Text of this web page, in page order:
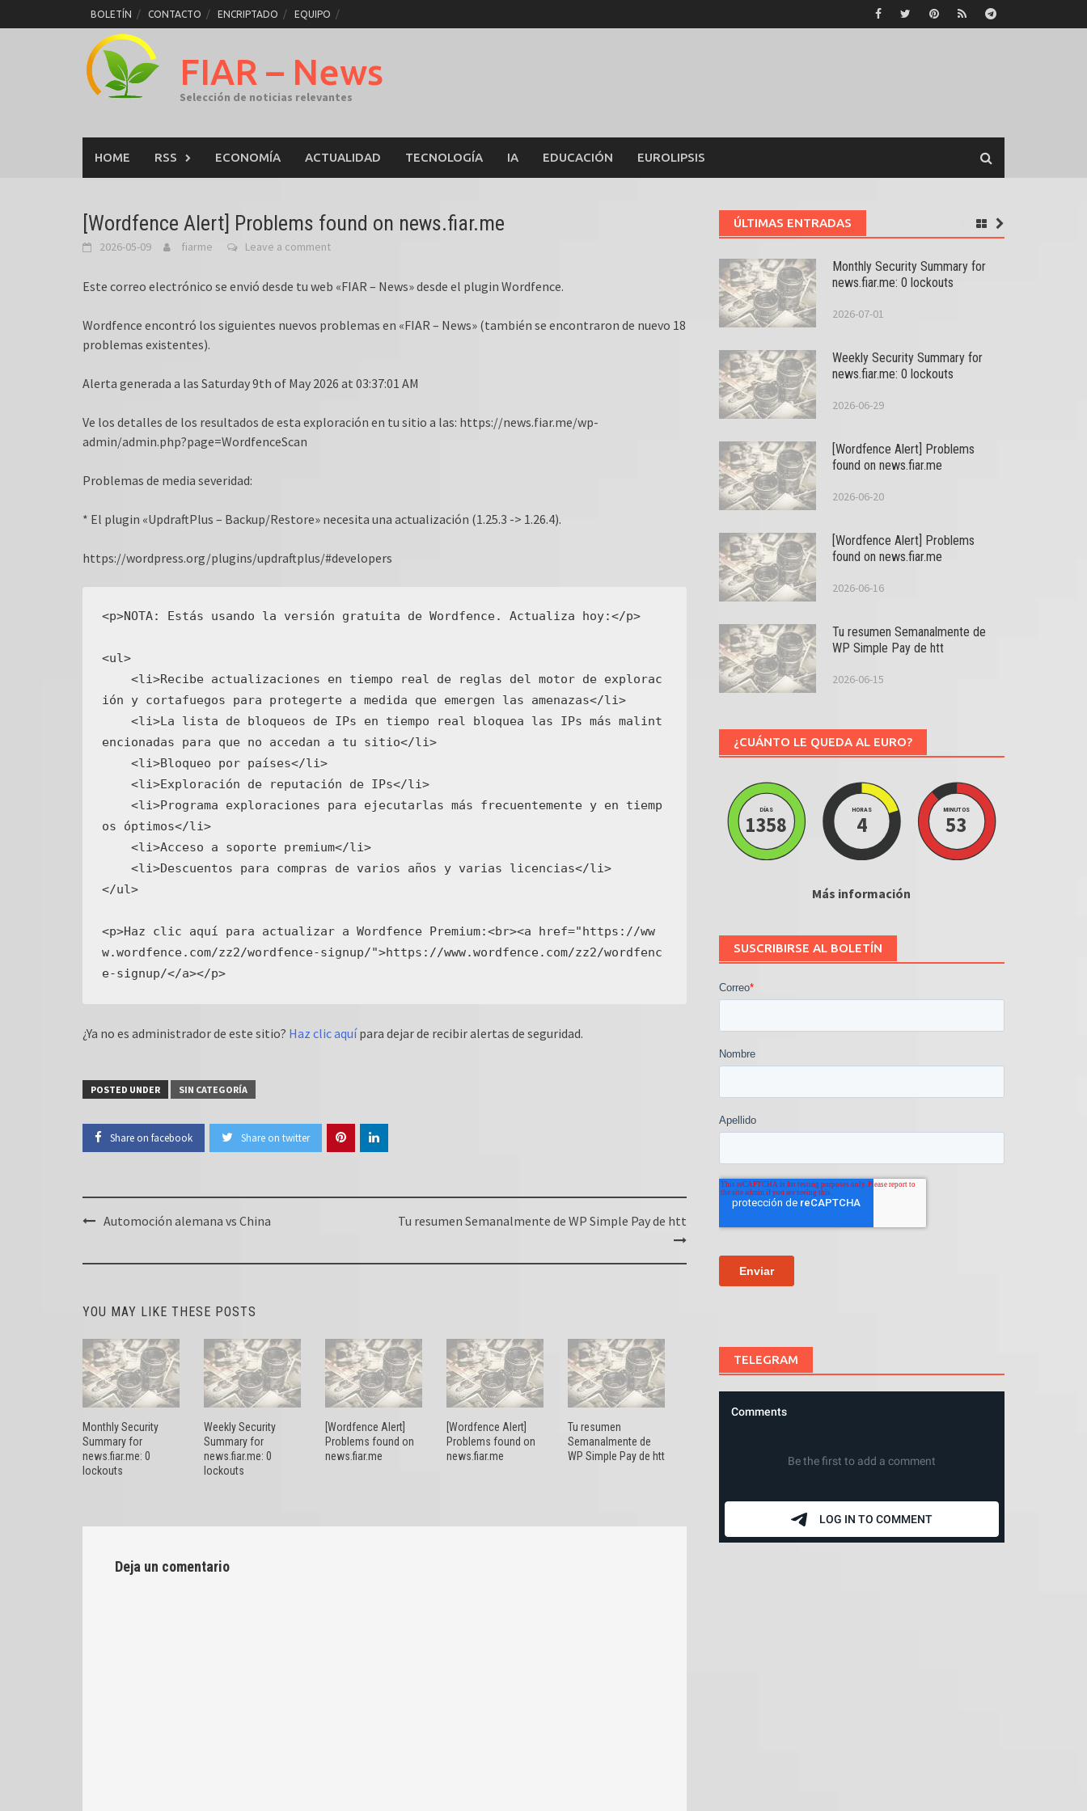
to
BOLETÍN CONTACTO ENCRIPTADO EQUIPO
FIAR – News
Selección de noticias relevantes
HOME RSS ECONOMÍA ACTUALIDAD TECNOLOGÍA IA EDUCACIÓN EUROLIPSIS
[Wordfence Alert] Problems found on news.fiar.me
2026-05-09 fiarme Leave a comment
Este correo electrónico se envió desde tu web «FIAR – News» desde el plugin Wordfence.
Wordfence encontró los siguientes nuevos problemas en «FIAR – News» (también se encontraron de nuevo 18
problemas existentes).
Alerta generada a las Saturday 9th of May 2026 at 03:37:01 AM
Ve los detalles de los resultados de esta exploración en tu sitio a las: https://news.fiar.me/wp-
admin/admin.php?page=WordfenceScan
Problemas de media severidad:
* El plugin «UpdraftPlus – Backup/Restore» necesita una actualización (1.25.3 -> 1.26.4).
https://wordpress.org/plugins/updraftplus/#developers
<p>NOTA: Estás usando la versión gratuita de Wordfence. Actualiza hoy:</p>
<ul>
ión y cortafuegos para protegerte a medida que emergen las amenazas</li>
encionadas para que no accedan a tu sitio</li>
os óptimos</li>
</ul>
<p>Haz clic aquí para actualizar a Wordfence Premium:<br><a href="https://ww
w.wordfence.com/zz2/wordfence-signup/">https://www.wordfence.com/zz2/wordfenc
¿Ya no es administrador de este sitio? Haz clic aquípara dejar de recibir alertas de seguridad.
POSTED UNDER SIN CATEGORÍA
Share on facebook Share on twitter
PostAutomoción alemana vs China Tu resumen Semanalmente de WP Simple Pay de htt
YOU MAY LIKE THESE POSTS
Monthly Security
Summary for
news.fiar.me: 0
lockouts
Weekly Security
Summary for
news.fiar.me: 0
lockouts
[Wordfence Alert]
Problems found on
news.fiar.me
[Wordfence Alert]
Problems found on
news.fiar.me
Tu resumen
Semanalmente de
WP Simple Pay de htt
Deja un comentario
ÚLTIMAS ENTRADAS
Monthly Security Summary for
news.fiar.me: 0 lockouts
2026-07-01
Weekly Security Summary for
news.fiar.me: 0 lockouts
2026-06-29
[Wordfence Alert] Problems
found on news.fiar.me
2026-06-20
[Wordfence Alert] Problems
found on news.fiar.me
2026-06-16
Tu resumen Semanalmente de
WP Simple Pay de htt
2026-06-15
¿CUÁNTO LE QUEDA AL EURO?
DÍAS
1358
HORAS
4
MINUTOS
53
Más información
SUSCRIBIRSE AL BOLETÍN
TELEGRAM